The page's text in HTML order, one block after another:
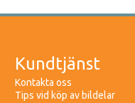
Kundtjänst
Kontakta oss
Tips vid köp av bildelar